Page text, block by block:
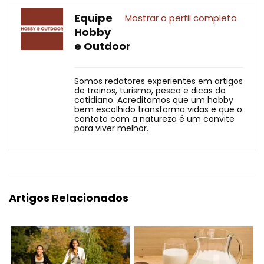
Mostrar o perfil completo
Equipe
Hobby
e Outdoor
Somos redatores experientes em artigos
de treinos, turismo, pesca e dicas do
cotidiano. Acreditamos que um hobby
bem escolhido transforma vidas e que o
contato com a natureza é um convite
para viver melhor.
Artigos Relacionados